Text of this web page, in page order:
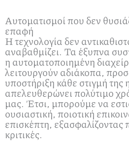
Αυτοματισμοί που δεν
επαφή
Η τεχνολογία δεν
αναβαθμίζει. Τα έξυπνα
η αυτοματοποιημένη
λειτουργούν αδιάκοπα,
υποστήριξη κάθε στιγμή
απελευθερώνει πολύτιμο
μας. Έτσι, μπορούμε να
ουσιαστική, ποιοτική
επισκέπτη, εξασφαλίζοντας
κριτικές.